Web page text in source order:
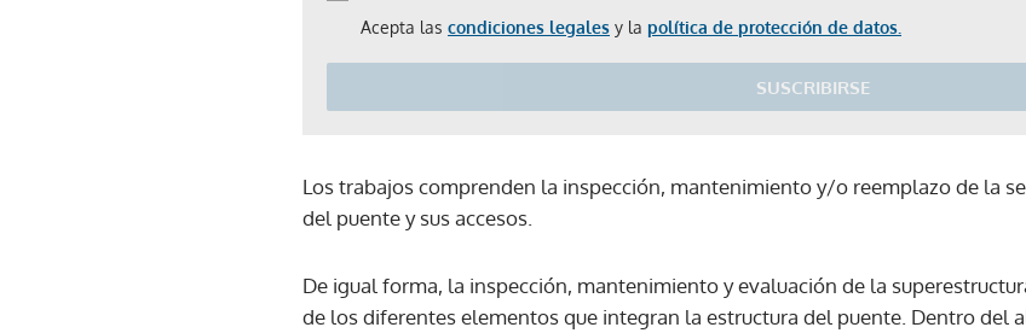
Acepta las condiciones legales y la política de protección de datos.
SUSCRIBIRSE
Los trabajos comprenden la inspección, mantenimiento y/o reemplazo de la
del puente y sus accesos.
De igual forma, la inspección, mantenimiento y evaluación de la
de los diferentes elementos que integran la estructura del puente. Dentro del